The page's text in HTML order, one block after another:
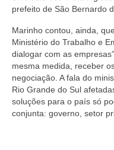
prefeito de São Bernardo
Marinho contou, ainda,
Ministério do Trabalho e
dialogar com as
mesma medida, receber
negociação. A fala do
Rio Grande do Sul
soluções para o país só
conjunta: governo, setor